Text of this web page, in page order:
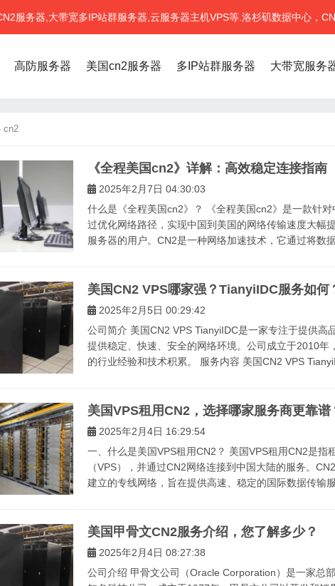
服务器,大带宽多IP站群服务器,云服务器主机VPS等.洛杉矶数据中心，
高防服务器 美国cn2服务器 多IP站群服务器 大带宽服务
cn2
《全程美国cn2》详解：高效稳定连接指南
2025年2月7日 04:30:03
什么是《全程美国cn2》？ 《全程美国cn2》是一款针
过优化网络路径，实现中国到美国的网络传输速度大幅
服务器的用户。CN2是一种网络加速技术，它通过将数
美国CN2 VPS哪家强？TianyiIDC服务如何
2025年2月5日 00:29:42
公司简介 美国CN2 VPS TianyiIDC是一家专注于提供高
提供稳定、快速、安全的网络环境。公司成立于2010
的行业经验和技术积累。 服务内容 美国CN2 VPS
美国VPS租用CN2，选择哪家服务商更靠谱
2025年2月4日 16:29:54
一、什么是美国VPS租用CN2？ 美国VPS租用CN2是指
（VPS），并通过CN2网络连接到中国大陆的服务。
建立的专线网络，旨在提供高速、稳定的国际数据传输
美国甲骨文CN2服务介绍，您了解多少？
2025年2月4日 08:27:38
公司介绍 甲骨文公司（Oracle Corporation）是一家总